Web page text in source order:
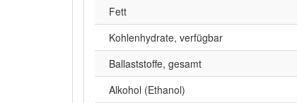
Fett
Kohlenhydrate, verfügbar
Ballaststoffe, gesamt
Alkohol (Ethanol)